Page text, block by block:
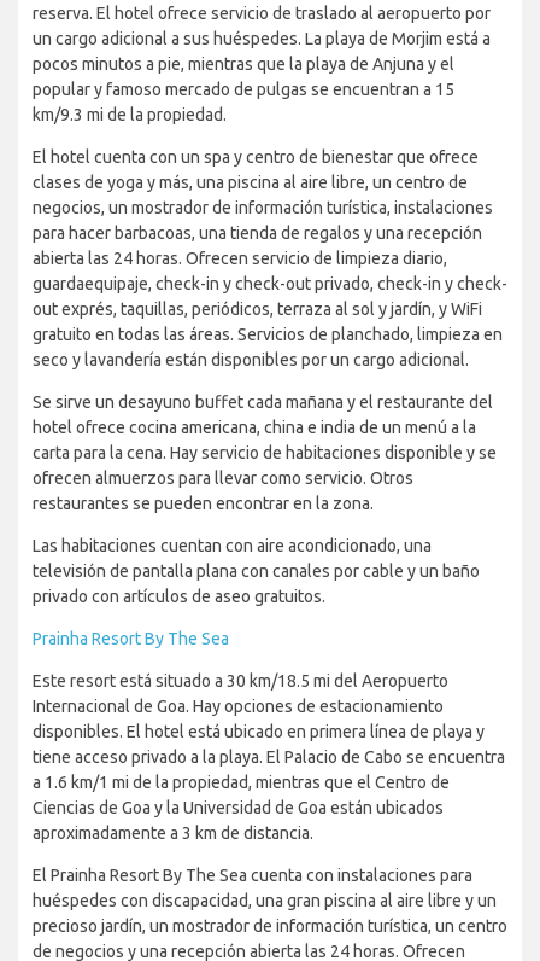
reserva. El hotel ofrece servicio de traslado al aeropuerto por
un cargo adicional a sus huéspedes. La playa de Morjim está a
pocos minutos a pie, mientras que la playa de Anjuna y el
popular y famoso mercado de pulgas se encuentran a 15
km/9.3 mi de la propiedad.
El hotel cuenta con un spa y centro de bienestar que ofrece
clases de yoga y más, una piscina al aire libre, un centro de
negocios, un mostrador de información turística, instalaciones
para hacer barbacoas, una tienda de regalos y una recepción
abierta las 24 horas. Ofrecen servicio de limpieza diario,
guardaequipaje, check-in y check-out privado, check-in y check-
out exprés, taquillas, periódicos, terraza al sol y jardín, y WiFi
gratuito en todas las áreas. Servicios de planchado, limpieza en
seco y lavandería están disponibles por un cargo adicional.
Se sirve un desayuno buffet cada mañana y el restaurante del
hotel ofrece cocina americana, china e india de un menú a la
carta para la cena. Hay servicio de habitaciones disponible y se
ofrecen almuerzos para llevar como servicio. Otros
restaurantes se pueden encontrar en la zona.
Las habitaciones cuentan con aire acondicionado, una
televisión de pantalla plana con canales por cable y un baño
privado con artículos de aseo gratuitos.
Prainha Resort By The Sea
Este resort está situado a 30 km/18.5 mi del Aeropuerto
Internacional de Goa. Hay opciones de estacionamiento
disponibles. El hotel está ubicado en primera línea de playa y
tiene acceso privado a la playa. El Palacio de Cabo se encuentra
a 1.6 km/1 mi de la propiedad, mientras que el Centro de
Ciencias de Goa y la Universidad de Goa están ubicados
aproximadamente a 3 km de distancia.
El Prainha Resort By The Sea cuenta con instalaciones para
huéspedes con discapacidad, una gran piscina al aire libre y un
precioso jardín, un mostrador de información turística, un centro
de negocios y una recepción abierta las 24 horas. Ofrecen